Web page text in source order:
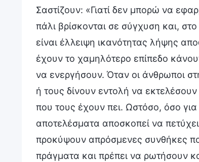
Σαστίζουν: «Γιατί δεν μπορώ να
πάλι βρίσκονται σε σύγχυση και,
είναι έλλειψη ικανότητας λήψης
έχουν το χαμηλότερο επίπεδο
να ενεργήσουν. Όταν οι άνθρωποι
ή τους δίνουν εντολή να
που τους έχουν πει. Ωστόσο, όσο για
αποτελέσματα αποσκοπεί να
προκύψουν απρόσμενες συνθήκες
πράγματα και πρέπει να ρωτήσουν